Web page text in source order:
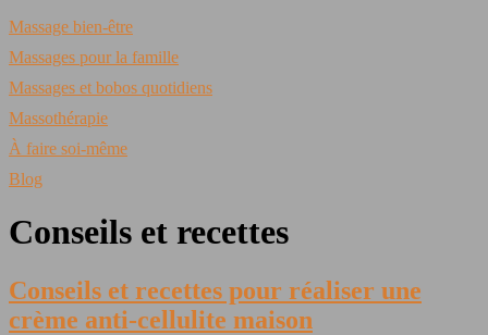
Massage bien-être
Massages pour la famille
Massages et bobos quotidiens
Massothérapie
À faire soi-même
Blog
Conseils et recettes
Conseils et recettes pour réaliser une
crème anti-cellulite maison